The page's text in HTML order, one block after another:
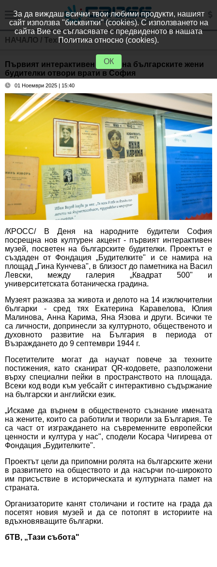
НАЧАЛО / Технологии
Първият интерактивен музей на българските жени
будителки отвори врати в София
01 Ноември 2025 | 15:40
/КРОСС/ В Деня на народните будители София
посрещна нов културен акцент - първият интерактивен
музей, посветен на българските будителки. Проектът е
създаден от Фондация „Будителките" и се намира на
площад „Гина Кунчева", в близост до паметника на Васил
Левски, между галерия „Квадрат 500" и
университетската ботаническа градина.
Музеят разказва за живота и делото на 14 изключителни
българки - сред тях Екатерина Каравелова, Юлия
Малинова, Анна Карима, Яна Язова и други. Всички те
са личности, допринесли за културното, общественото и
духовното развитие на България в периода от
Възраждането до 9 септември 1944 г.
Посетителите могат да научат повече за техните
постижения, като сканират QR-кодовете, разположени
върху специални пейки в пространството на площада.
Всеки код води към уебсайт с интерактивно съдържание
на български и английски език.
„Искаме да върнем в общественото съзнание имената
на жените, които са работили и творили за България. Те
са част от изграждането на съвременните европейски
ценности и култура у нас", сподели Косара Чигирева от
Фондация „Будителките".
Проектът цели да припомни ролята на българските жени
в развитието на обществото и да насърчи по-широкото
им присъствие в историческата и културната памет на
страната.
Организаторите канят столичани и гостите на града да
посетят новия музей и да се потопят в историите на
вдъхновяващите българки.
бТВ, „Тази събота"
За да виждаш всички твои любими продукти, нашият
сайт използва "бисквитки" (cookies). С използването на
сайта Вие се съгласявате с предвиденото в нашата
Политика относно (cookies).
ОК